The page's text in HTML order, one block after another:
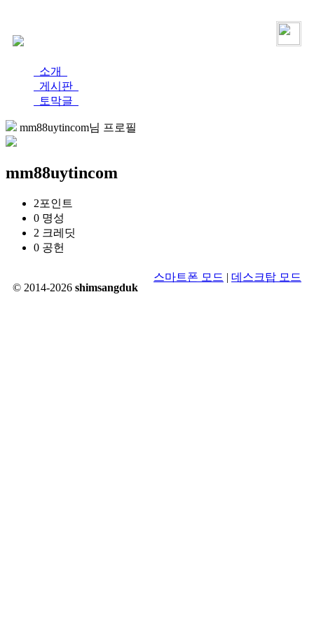
소개
게시판
토막글
mm88uytincom님 프로필
mm88uytincom
2포인트
0 명성
2 크레딧
0 공헌
© 2014-2026 shimsangduk
스마트폰 모드 | 데스크탑 모드